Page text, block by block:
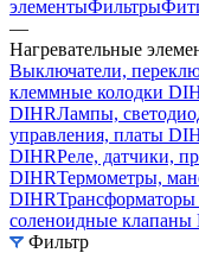
элементыФильтры
—
Нагревательные
Выключатели,
клеммные колодки
DIHRЛампы,
управления, платы
DIHRРеле, датчики,
DIHRТермометры,
DIHR
соленоидные клапаны
Фильтр